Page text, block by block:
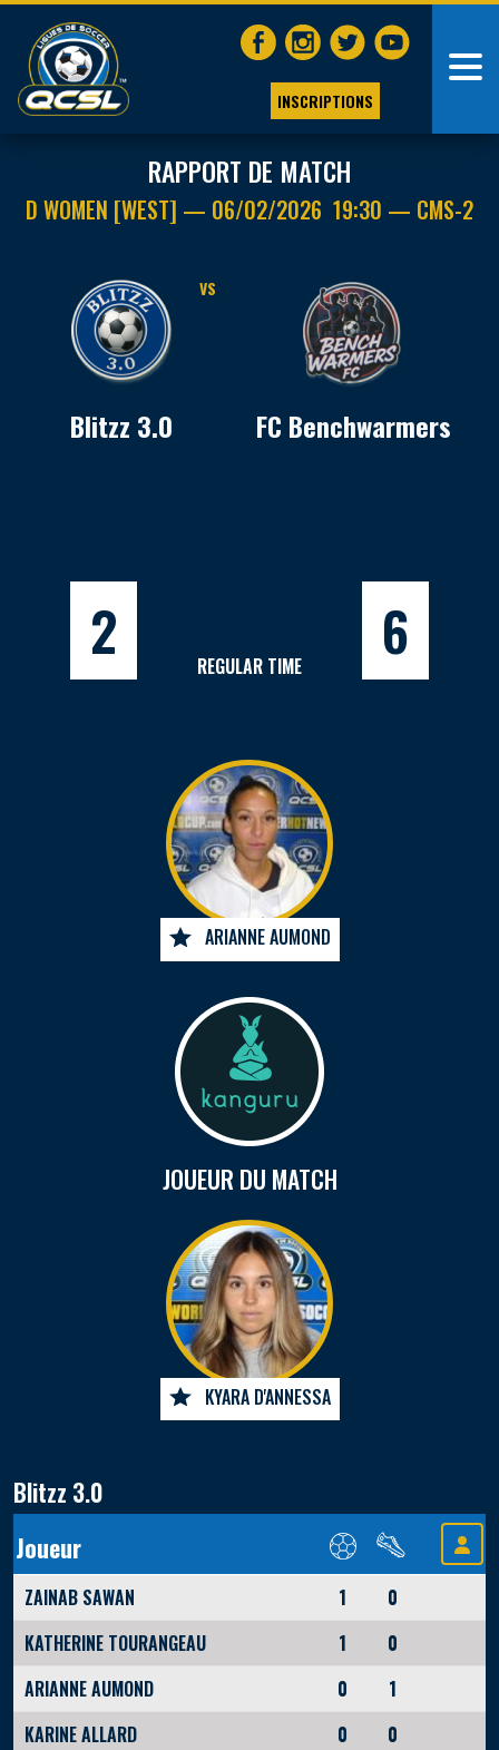
INSCRIPTIONS
RAPPORT DE MATCH
D WOMEN [WEST] — 06/02/2026 19:30 — CMS-2
Blitzz 3.0
VS
FC Benchwarmers
2 REGULAR TIME 6
ARIANNE AUMOND
JOUEUR DU MATCH
KYARA D'ANNESSA
Blitzz 3.0
Joueur
ZAINAB SAWAN 1
0
KATHERINE TOURANGEAU
1
0
ARIANNE AUMOND
0
1
KARINE ALLARD
0
0